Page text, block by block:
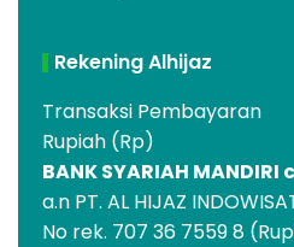
Rekening Alhijaz
Transaksi Pembayaran
Rupiah (Rp)
BANK SYARIAH
a.n PT. AL HIJAZ
No rek. 707 36 7559 8